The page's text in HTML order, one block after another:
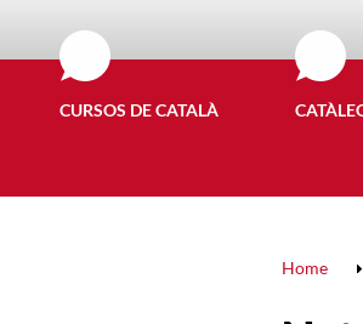
CURSOS DE CATALÀ
Home